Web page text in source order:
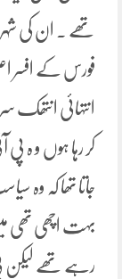
تھے ۔ ان کی
فورس کے افسر
انتہائی انتھک
کر رہا ہوں و ہ
جاتا تھا کہ وہ
بہت اچھی تھی
رہے تھے لیکن